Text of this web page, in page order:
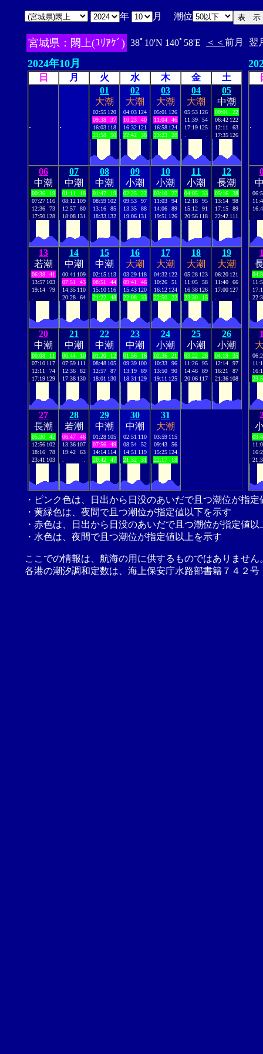
年 月 潮位
宮城県：閖上(ﾕﾘｱｹﾞ) 38ﾟ10'N 140ﾟ58'E ＜＜ 前月 翌
2024年10月
日 月 火 水 木 金 土
. .
01
大潮
02:55 120
09:38
37
16:03 118
21:58
50
02
大潮
04:03 124
10:23
40
16:32 121
22:42
38
03
大潮
05:01 126
11:04
46
16:58 124
23:23
28
04
大潮
05:53 126
11:39
54
17:19 125
05
中潮
00:01
22
06:42 122
12:11
63
17:35 126
06
中潮
00:36
19
07:27 116
12:36
73
17:50 128
07
中潮
01:11
18
08:12 109
12:57
80
18:08 131
08
中潮
01:47
19
08:59 102
13:16
85
18:33 132
09
小潮
02:25
22
09:53
97
13:35
88
19:06 131
10
小潮
03:10
27
11:03
94
14:06
89
19:51 126
11
小潮
04:05
33
12:18
95
15:12
91
20:56 118
12
長潮
05:16
38
13:14
98
17:15
89
22:42 111
13
若潮
06:38
41
13:57 103
19:14
79
14
中潮
00:41 109
07:51
43
14:35 110
20:28
64
15
中潮
02:15 113
08:51
44
15:10 116
21:22
48
16
大潮
03:29 118
09:41
46
15:43 120
22:08
33
17
大潮
04:32 122
10:26
51
16:12 124
22:50
22
18
大潮
05:28 123
11:05
58
16:38 126
23:30
15
19
大潮
06:20 121
11:40
66
17:00 127
20
中潮
00:08
11
07:10 117
12:11
74
17:19 129
21
中潮
00:44
10
07:59 111
12:36
82
17:38 130
22
中潮
01:20
12
08:48 105
12:57
87
18:01 130
23
中潮
01:56
16
09:39 100
13:19
89
18:31 129
24
小潮
02:36
21
10:33
96
13:50
90
19:11 125
25
小潮
03:22
28
11:26
95
14:46
89
20:06 117
26
小潮
04:19
35
12:14
97
16:21
87
21:36 108
27
長潮
05:30
42
12:56 102
18:16
78
23:41 103
28
若潮
06:47
46
13:36 107
19:42
63
29
中潮
01:28 105
07:56
49
14:14 114
20:42
47
30
中潮
02:51 110
08:54
52
14:51 119
21:32
31
31
大潮
03:59 115
09:43
56
15:25 124
22:17
18
.
・ピンク色は、日出から日没のあいだで且つ潮位が指
・黄緑色は、夜間で且つ潮位が指定値以下を示す
・赤色は、日出から日没のあいだで且つ潮位が指定値以
・水色は、夜間で且つ潮位が指定値以上を示す
ここでの情報は、航海の用に供するものではありませ
各港の潮汐調和定数は、海上保安庁水路部書籍７４２